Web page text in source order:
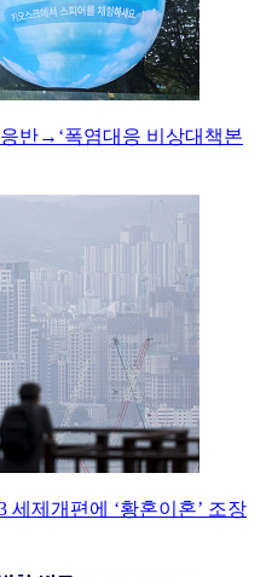
반→‘폭염대응 비상대책본
세제개편에 ‘황혼이혼’ 조장